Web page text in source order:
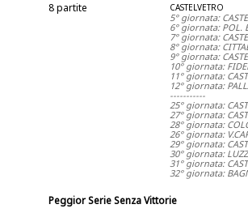
8 partite
CASTELVETRO
5° giornata:
6° giornata: POL.
7° giornata:
8° giornata:
9° giornata:
10° giornata:
11° giornata:
12° giornata:
-----------
25° giornata:
27° giornata:
28° giornata:
26° giornata:
29° giornata:
30° giornata:
31° giornata:
32° giornata:
Peggior Serie Senza Vittorie